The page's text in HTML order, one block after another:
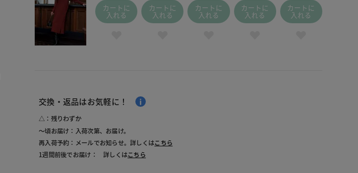
カートに
入れる
カートに
入れる
カートに
入れる
カートに
入れる
カートに
入れる
交換・返品はお気軽に！
△：残りわずか
～頃お届け：入荷次第、お届け。
再入荷予約：メールでお知らせ。詳しくはこちら
1週間前後でお届け： 詳しくはこちら